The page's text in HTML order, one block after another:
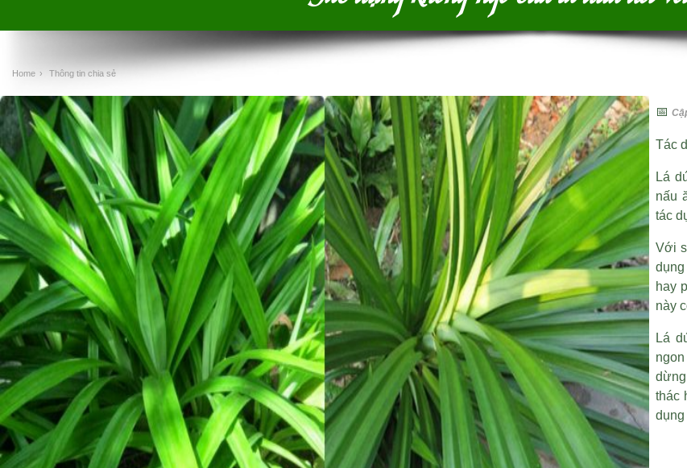
Home › Thông tin chia sẻ
📅
Tác
Lá
nấu
tác
Với
hay
này
Lá
thác
dụng